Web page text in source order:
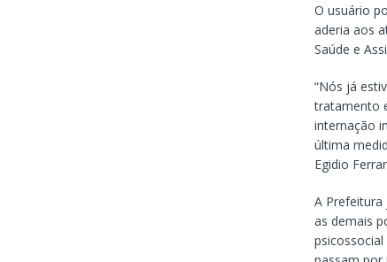
O usuário
aderia aos
Saúde e
“Nós já
tratamento
internação
última
Egidio
A
as demais